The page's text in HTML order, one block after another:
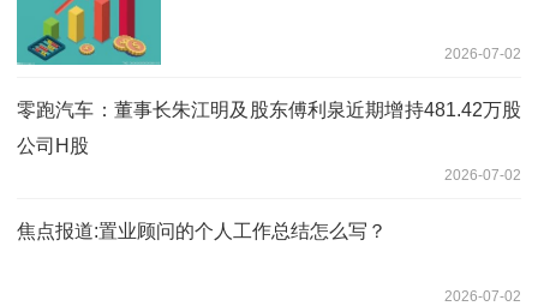
2026-07-02
零跑汽车：董事长朱江明及股东傅利泉近期增持481.42万股
公司H股
2026-07-02
焦点报道:置业顾问的个人工作总结怎么写？
2026-07-02